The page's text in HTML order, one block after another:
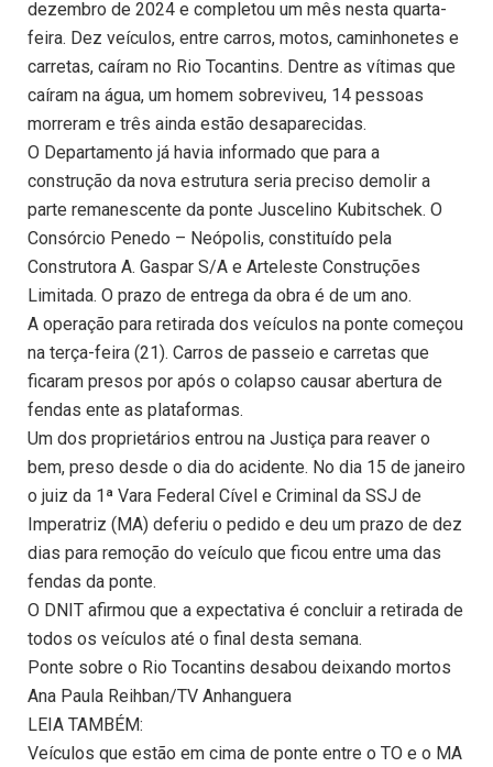
dezembro de 2024 e completou um mês nesta quarta-
feira. Dez veículos, entre carros, motos, caminhonetes e
carretas, caíram no Rio Tocantins. Dentre as vítimas que
caíram na água, um homem sobreviveu, 14 pessoas
morreram e três ainda estão desaparecidas.
O Departamento já havia informado que para a
construção da nova estrutura seria preciso demolir a
parte remanescente da ponte Juscelino Kubitschek. O
Consórcio Penedo – Neópolis, constituído pela
Construtora A. Gaspar S/A e Arteleste Construções
Limitada. O prazo de entrega da obra é de um ano.
A operação para retirada dos veículos na ponte começou
na terça-feira (21). Carros de passeio e carretas que
ficaram presos por após o colapso causar abertura de
fendas ente as plataformas.
Um dos proprietários entrou na Justiça para reaver o
bem, preso desde o dia do acidente. No dia 15 de janeiro
o juiz da 1ª Vara Federal Cível e Criminal da SSJ de
Imperatriz (MA) deferiu o pedido e deu um prazo de dez
dias para remoção do veículo que ficou entre uma das
fendas da ponte.
O DNIT afirmou que a expectativa é concluir a retirada de
todos os veículos até o final desta semana.
Ponte sobre o Rio Tocantins desabou deixando mortos
Ana Paula Reihban/TV Anhanguera
LEIA TAMBÉM:
Veículos que estão em cima de ponte entre o TO e o MA